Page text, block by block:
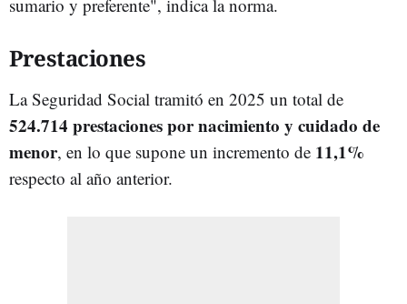
sumario y preferente", indica la norma.
Prestaciones
La Seguridad Social tramitó en 2025 un total de
524.714 prestaciones por nacimiento y cuidado de
menor, en lo que supone un incremento de 11,1%
respecto al año anterior.